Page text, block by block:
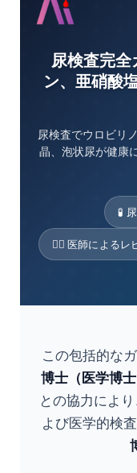
尿検査完全
ン、亜硝酸
尿検査でウロビリ
晶、泡状尿が健康
🧪
👨‍⚕️ 医師によるレ
この包括的な
博士（医学博士
との協力によ
よび医学的検査